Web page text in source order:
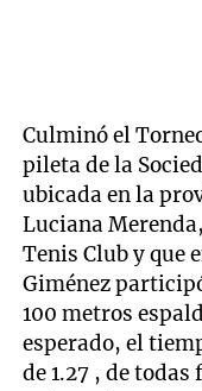
Culminó el
pileta de la
ubicada en la
Luciana
Tenis Club y que
Giménez
100 metros
esperado, el
de 1.27 , de